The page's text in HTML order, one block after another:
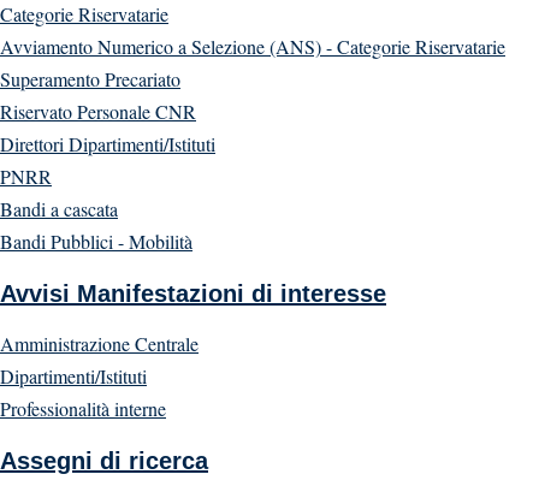
Categorie Riservatarie
Avviamento Numerico a Selezione (ANS) - Categorie Riservatarie
Superamento Precariato
Riservato Personale CNR
Direttori Dipartimenti/Istituti
PNRR
Bandi a cascata
Bandi Pubblici - Mobilità
Avvisi Manifestazioni di interesse
Amministrazione Centrale
Dipartimenti/Istituti
Professionalità interne
Assegni di ricerca